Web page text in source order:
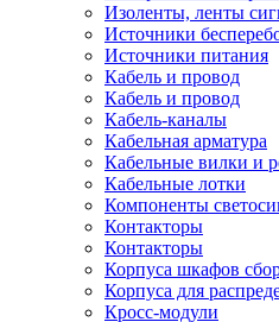
Изоленты, ленты
Источники
Источники питания
Кабель и провод
Кабель и провод
Кабель-каналы
Кабельная арматура
Кабельные вилки и
Кабельные лотки
Компоненты
Контакторы
Контакторы
Корпуса шкафов
Корпуса для
Кросс-модули